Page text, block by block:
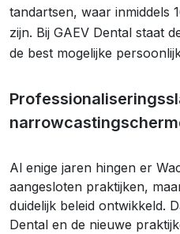
tandartsen, waar inmiddels
zijn. Bij GAEV Dental staat
de best mogelijke
Al enige jaren hingen er
aangesloten praktijken,
duidelijk beleid ontwikkeld.
Dental en de nieuwe